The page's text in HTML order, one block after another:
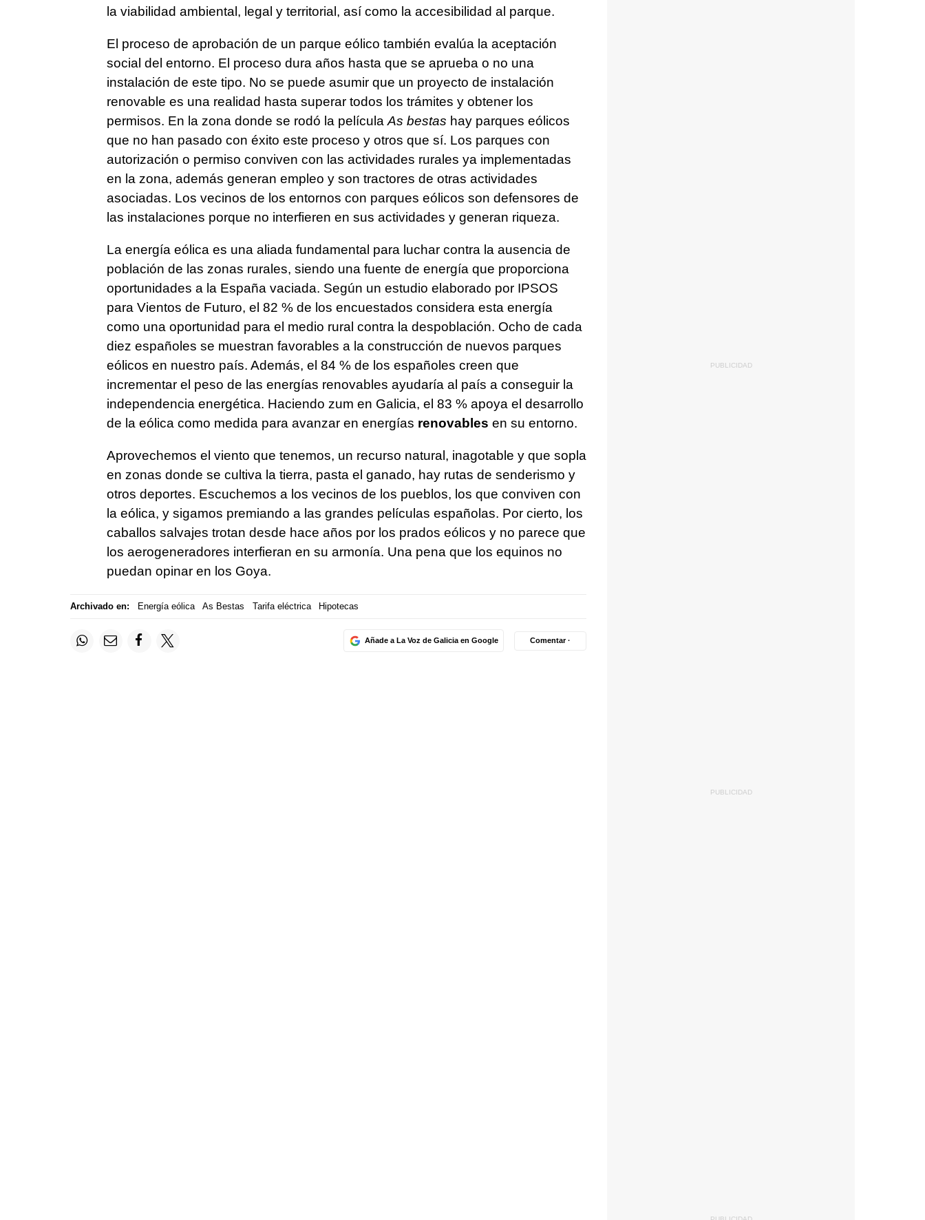
la viabilidad ambiental, legal y territorial, así como la accesibilidad al parque.
El proceso de aprobación de un parque eólico también evalúa la aceptación
social del entorno. El proceso dura años hasta que se aprueba o no una
instalación de este tipo. No se puede asumir que un proyecto de instalación
renovable es una realidad hasta superar todos los trámites y obtener los
permisos. En la zona donde se rodó la película As bestas hay parques eólicos
que no han pasado con éxito este proceso y otros que sí. Los parques con
autorización o permiso conviven con las actividades rurales ya implementadas
en la zona, además generan empleo y son tractores de otras actividades
asociadas. Los vecinos de los entornos con parques eólicos son defensores de
las instalaciones porque no interfieren en sus actividades y generan riqueza.
La energía eólica es una aliada fundamental para luchar contra la ausencia de
población de las zonas rurales, siendo una fuente de energía que proporciona
oportunidades a la España vaciada. Según un estudio elaborado por IPSOS
para Vientos de Futuro, el 82 % de los encuestados considera esta energía
como una oportunidad para el medio rural contra la despoblación. Ocho de cada
diez españoles se muestran favorables a la construcción de nuevos parques
eólicos en nuestro país. Además, el 84 % de los españoles creen que
incrementar el peso de las energías renovables ayudaría al país a conseguir la
independencia energética. Haciendo zum en Galicia, el 83 % apoya el desarrollo
de la eólica como medida para avanzar en energías renovables en su entorno.
Aprovechemos el viento que tenemos, un recurso natural, inagotable y que sopla
en zonas donde se cultiva la tierra, pasta el ganado, hay rutas de senderismo y
otros deportes. Escuchemos a los vecinos de los pueblos, los que conviven con
la eólica, y sigamos premiando a las grandes películas españolas. Por cierto, los
caballos salvajes trotan desde hace años por los prados eólicos y no parece que
los aerogeneradores interfieran en su armonía. Una pena que los equinos no
puedan opinar en los Goya.
Archivado en: Energía eólica As Bestas Tarifa eléctrica Hipotecas
Añade a La Voz de Galicia en Google Comentar ·